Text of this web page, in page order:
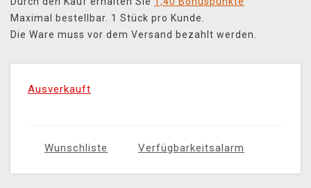
Maximal bestellbar. 1 Stück pro Kunde.
Die Ware muss vor dem Versand bezahlt werden.
Ausverkauft
Wunschliste Verfügbarkeitsalarm